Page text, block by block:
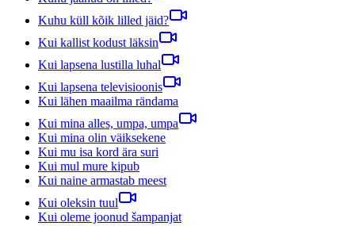
Kuhu küll kõik lilled jäid?
Kui kallist kodust läksin
Kui lapsena lustilla luhal
Kui lapsena televisioonis
Kui lähen maailma rändama
Kui mina alles, umpa, umpa
Kui mina olin väiksekene
Kui mu isa kord ära suri
Kui mul mure kipub
Kui naine armastab meest
Kui oleksin tuul
Kui oleme joonud šampanjat